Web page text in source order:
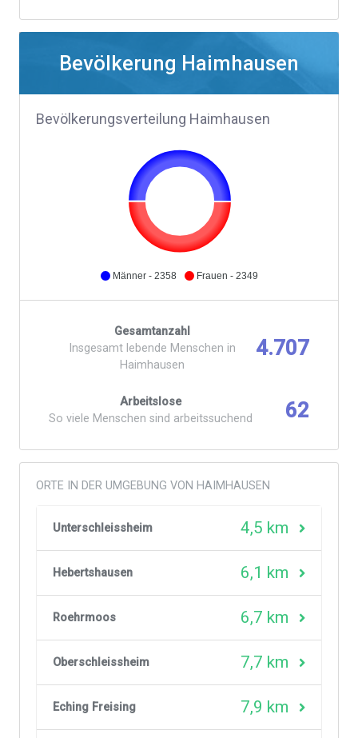
Bevölkerung Haimhausen
Bevölkerungsverteilung Haimhausen
Männer - 2358 Frauen - 2349
Gesamtanzahl
Insgesamt lebende Menschen in
Haimhausen
4.707
Arbeitslose
So viele Menschen sind arbeitssuchend
62
ORTE IN DER UMGEBUNG VON HAIMHAUSEN
Unterschleissheim 4,5 km
Hebertshausen 6,1 km
Roehrmoos 6,7 km
Oberschleissheim 7,7 km
Eching Freising 7,9 km